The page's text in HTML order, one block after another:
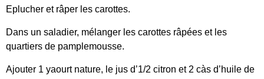
Eplucher et râper les carottes.
Dans un saladier, mélanger les carottes râpées et les
quartiers de pamplemousse.
Ajouter 1 yaourt nature, le jus d’1/2 citron et 2 càs d’huile de